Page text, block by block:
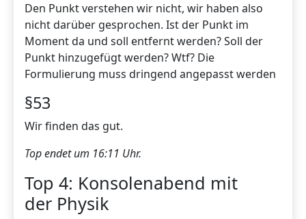
Den Punkt verstehen wir nicht, wir haben also
nicht darüber gesprochen. Ist der Punkt im
Moment da und soll entfernt werden? Soll der
Punkt hinzugefügt werden? Wtf? Die
Formulierung muss dringend angepasst werden
§53
Wir finden das gut.
Top endet um 16:11 Uhr.
Top 4: Konsolenabend mit
der Physik